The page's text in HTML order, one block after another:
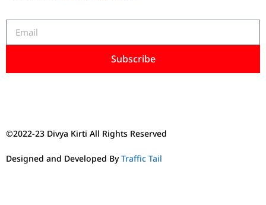
Subscribe
©2022-23 Divya Kirti All Rights Reserved
Designed and Developed ByTraffic Tail